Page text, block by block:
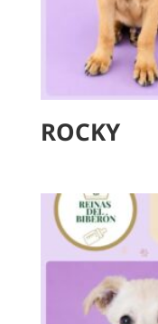
ROCKY